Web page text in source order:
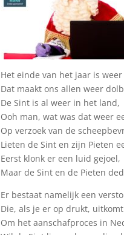
Het einde van het jaar is
Dat maakt ons allen weer
De Sint is al weer in het land,
Ooh man, wat was dat weer
Op verzoek van de
Lieten de Sint en zijn Pieten
Eerst klonk er een luid gejoel,
Maar de Sint en de Pieten
Er bestaat namelijk een
Die, als je er op drukt,
Om het aanschafproces in